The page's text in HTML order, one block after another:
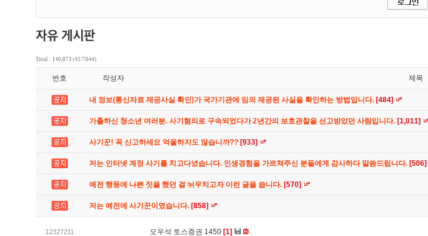
Total : 140,873 (41/7044)
번호 작성자 제목
내 정보(통신자료 제공사실 확인)가 국가기관에 임의 제공된 사실을 확인하는 방법입니다. [484]
가출하신 청소년 여러분. 사기혐의로 구속되었다가 2년간의 보호관찰을 선고받았던 사람입니다. [1,011]
사기꾼! 꼭 신고하세요 억울하지도 않습니까?? [933]
저는 인터넷 계정 사기를 치고다녔습니다. 인생경험을 가르쳐주신 분들에게 감사하다 말씀드립니다. [506]
예전 행동에 나쁜 짓을 했던 걸 뉘우치고자 이런 글을 씁니다. [570]
저는 예전에 사기꾼이였습니다. [858]
12327211 오우석 토스증권 1450 [1]